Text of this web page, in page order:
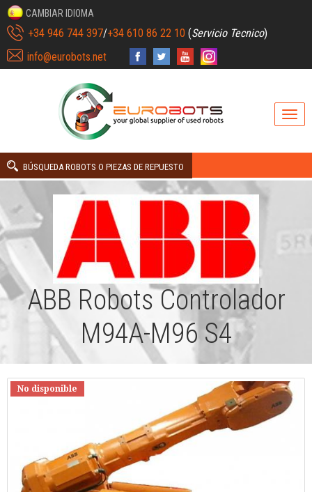
CAMBIAR IDIOMA
+34 946 744 397/+34 610 86 22 10 (Servicio Tecnico)
info@eurobots.net
BÚSQUEDA ROBOTS O PIEZAS DE REPUESTO
ABB Robots Controlador
M94A-M96 S4
No disponible